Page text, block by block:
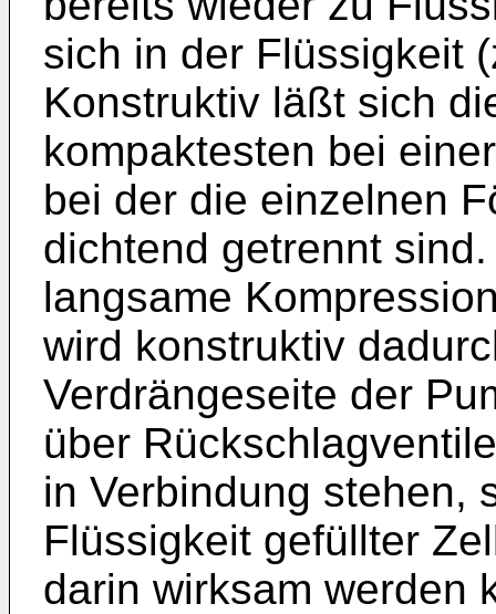
sich in der Flüssigkeit
Konstruktiv läßt sich
kompaktesten bei
bei der die einzelnen
dichtend getrennt
langsame
wird konstruktiv
Verdrängeseite der
über
in Verbindung stehen,
Flüssigkeit gefüllter
darin wirksam werden